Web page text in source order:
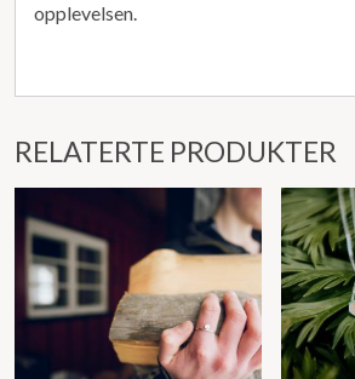
opplevelsen.
RELATERTE PRODUKTER